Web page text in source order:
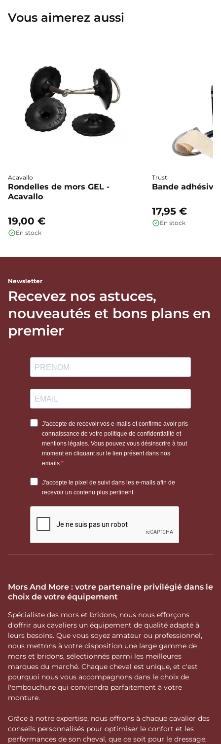
Vous aimerez aussi
Acavallo
Rondelles de mors GEL -
Acavallo
19,00 €
En stock
Trust
Bande adhésive
17,95 €
En stock
Newsletter
Recevez nos astuces,
nouveautés et bons plans en
premier
Mors And More : votre partenaire privilégié dans le
choix de votre équipement
Spécialiste des mors et bridons, nous nous efforçons
d'offrir aux cavaliers un équipement de qualité adapté à
leurs besoins. Que vous soyez amateur ou professionnel,
nous mettons à votre disposition une large gamme de
mors et bridons, sélectionnés parmi les meilleures
marques du marché. Chaque cheval est unique, et c'est
pourquoi nous vous accompagnons dans le choix de
l'embouchure qui conviendra parfaitement à votre
monture.
Grâce à notre expertise, nous offrons à chaque cavalier des
conseils personnalisés pour optimiser le confort et les
performances de son cheval, que ce soit pour le dressage,